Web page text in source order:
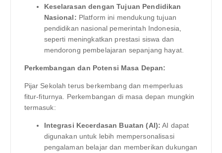
Keselarasan dengan Tujuan Pendidikan
Nasional: Platform ini mendukung tujuan
pendidikan nasional pemerintah Indonesia,
seperti meningkatkan prestasi siswa dan
mendorong pembelajaran sepanjang hayat.
Perkembangan dan Potensi Masa Depan:
Pijar Sekolah terus berkembang dan memperluas
fitur-fiturnya. Perkembangan di masa depan mungkin
termasuk:
Integrasi Kecerdasan Buatan (AI): AI dapat
digunakan untuk lebih mempersonalisasi
pengalaman belajar dan memberikan dukungan